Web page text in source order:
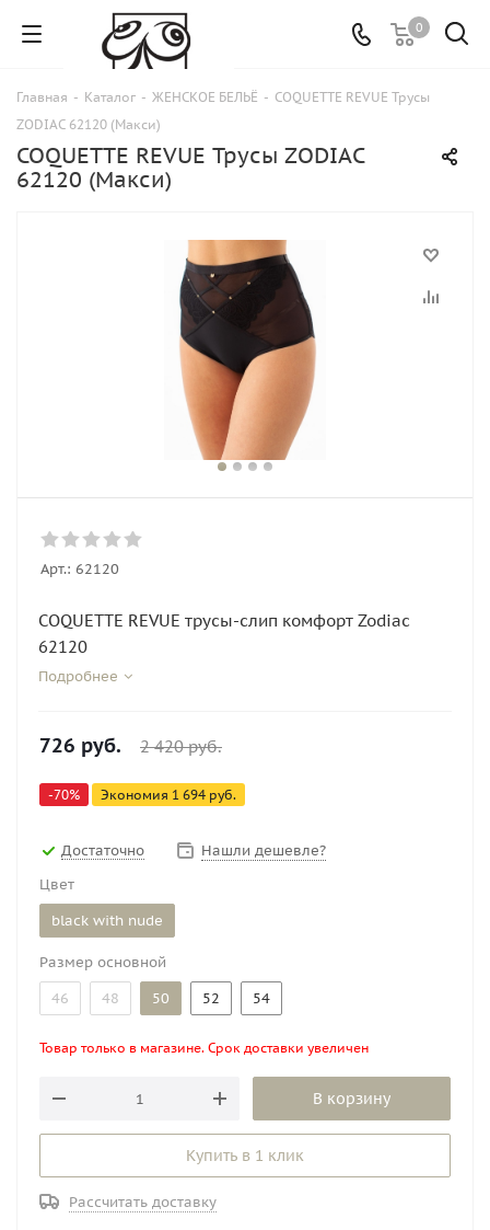
0
Главная - Каталог - ЖЕНСКОЕ БЕЛЬЁ - COQUETTE REVUE Трусы
ZODIAC 62120 (Макси)
COQUETTE REVUE Трусы ZODIAC
62120 (Макси)
Арт.: 62120
COQUETTE REVUE трусы-слип комфорт Zodiac
62120
Подробнее
726 руб. 2 420руб.
-70% Экономия 1 694 руб.
Достаточно
Нашли дешевле?
Цвет
black with nude
Размер основной
46
48 50 52 54
Товар только в магазине. Срок доставки увеличен
В корзину
Купить в 1 клик
Рассчитать доставку